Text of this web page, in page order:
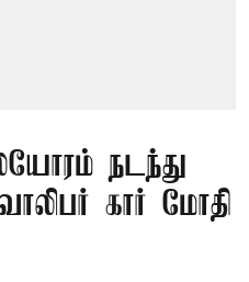
நடந்து
கார் மோதி